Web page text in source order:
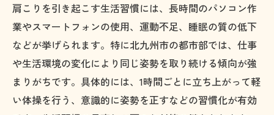
姿勢と肩こりのメカニズムを深掘り
悪い姿勢が招く肩こりのメカニズム解説
姿勢改善が肩こり軽減に効果的な理由
猫背や前かがみと肩こりの関連性
正しい座り方で肩こりを予防する方法
肩こりを引き起こす生活習慣には、長時間のパソコン作
業やスマートフォンの使用、運動不足、睡眠の質の低下
などが挙げられます。特に北九州市の都市部では、仕事
や生活環境の変化により同じ姿勢を取り続ける傾向が強
まりがちです。具体的には、1時間ごとに立ち上がって軽
い体操を行う、意識的に姿勢を正すなどの習慣化が有効